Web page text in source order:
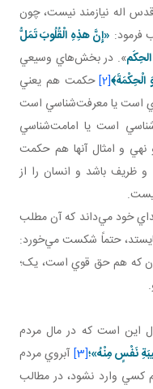
اله نيازمند نيست، چون
فرمود: «إِنَّ هذِهِ الْقُلُوبَ تَمَلُّ
الحِکَم». در بخش‌هاي وسيعي
الْحِكْمَةَ﴾[2]
حکمت هم يعني
است يا معرفت‌شناسي است
است يا امامت‌شناسي
و امثال آنها هم حکمت
باشد و انسان را از
خود مي‌داند که آن مطلب
حتماً شکست مي‌خورد:
که هم حق قوي است، يک؛
است که در مال مردم
نَفْسٍ مِنْهُ»؛[3]
آبروي مردم
وارد نشود، در مطالب